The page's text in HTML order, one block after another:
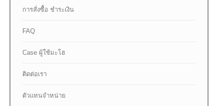
การสั่งซื้อ ชำระเงิน
FAQ
Case ผู้ใช้มะโฮ
ติดต่อเรา
ตัวแทนจำหน่าย